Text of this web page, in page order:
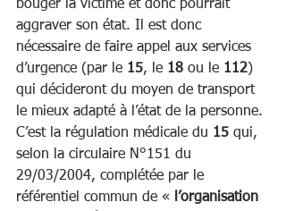
bouger la victime et donc pourrait
aggraver son état. Il est donc
nécessaire de faire appel aux services
d’urgence (par le 15, le 18 ou le 112)
qui décideront du moyen de transport
le mieux adapté à l’état de la personne.
C’est la régulation médicale du 15 qui,
selon la circulaire N°151 du
29/03/2004, complétée par le
référentiel commun de « l’organisation